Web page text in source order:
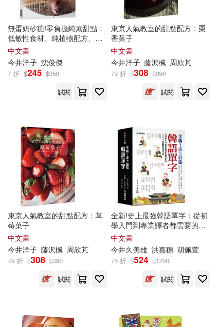
桃尻かのん(1) 森口慶一(1)
森墾(1) 横山幸太(1)
櫻井圭太(1) 水野太貴(1)
泉りおん(1) 泉鏡花(1)
為末大(1)
石川正憲(1) 神坂ひなの(1)
立道嶺央(1) 荒井良二(1)
葦沢かもめ(1)
藤子・ F・不二雄(1)
裸体工房(1) 谷崎潤一郎(1)
無蛋奶砂糖!零負擔純素甜點：
低敏性食材、純植物配方、最
簡單作法!健康甜點飲食新觀
念，無負擔的輕療癒甜點
中文書
今井洋子 沈俊傑
7 折 $245 $350
試閱
東京人氣教室的甜點配方：栗
香菓子
中文書
今井洋子 藤沢楓 周欣芃
79 折 $308 $390
試閱
東京人氣教室的甜點配方：草
莓菓子
中文書
今井洋子 藤沢楓 周欣芃
79 折 $308 $390
試閱
全新!史上最強韓語單字：從初
學入門到專業譯者都需要的
10000個超詳細單字書
中文書
今井久美雄 洪嘉穗 胡佩萱
75 折 $524 $1200
試閱